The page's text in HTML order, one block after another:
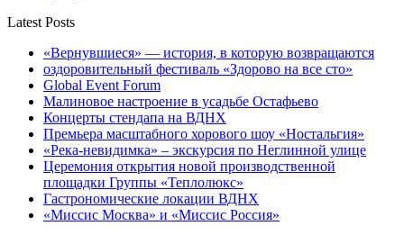
Latest Posts
«Вернувшиеся» — история, в которую возвращаются
оздоровительный фестиваль «Здорово на все сто»
Global Event Forum
Малиновое настроение в усадьбе Остафьево
Концерты стендапа на ВДНХ
Премьера масштабного хорового шоу «Ностальгия»
«Река-невидимка» – экскурсия по Неглинной улице
Церемония открытия новой производственной
площадки Группы «Теплолюкс»
Гастрономические локации ВДНХ
«Миссис Москва» и «Миссис Россия»